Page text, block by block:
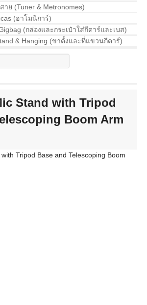
าย (Tuner & Metronomes)
(ฮาโมนิการ์)
(กล่องและกระเป๋าใส่กีตาร์และเบส)
& Hanging (ขาตั้งและที่แขวนกีตาร์)
Stand with Tripod
Boom Arm
Tripod Base and Telescoping Boom